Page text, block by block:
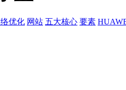
优化 网站 五大核心 要素